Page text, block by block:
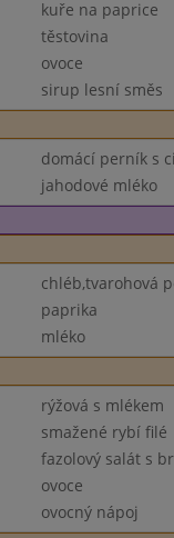
kuře na paprice
těstovina
ovoce
sirup lesní směs
domácí perník s
jahodové mléko
chléb,tvarohová
paprika
mléko
rýžová s mlékem
smažené rybí filé
fazolový salát s
ovoce
ovocný nápoj